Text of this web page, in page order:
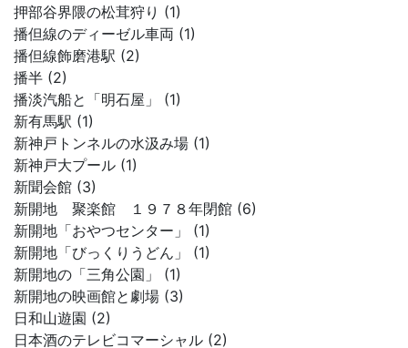
押部谷界隈の松茸狩り (1)
播但線のディーゼル車両 (1)
播但線飾磨港駅 (2)
播半 (2)
播淡汽船と「明石屋」 (1)
新有馬駅 (1)
新神戸トンネルの水汲み場 (1)
新神戸大プール (1)
新聞会館 (3)
新開地 聚楽館 １９７８年閉館 (6)
新開地「おやつセンター」 (1)
新開地「びっくりうどん」 (1)
新開地の「三角公園」 (1)
新開地の映画館と劇場 (3)
日和山遊園 (2)
日本酒のテレビコマーシャル (2)